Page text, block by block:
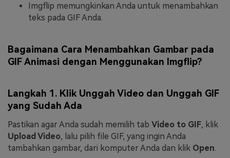
Imgflip memungkinkan Anda untuk menambahkan
teks pada GIF Anda.
Bagaimana Cara Menambahkan Gambar pada
GIF Animasi dengan Menggunakan Imgflip?
Langkah 1. Klik Unggah Video dan Unggah GIF
yang Sudah Ada
Pastikan agar Anda sudah memilih tab Video to GIF, klik
Upload Video, lalu pilih file GIF, yang ingin Anda
tambahkan gambar, dari komputer Anda dan klik Open